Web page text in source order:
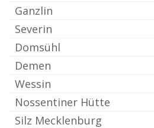
Ganzlin
Severin
Domsühl
Demen
Wessin
Nossentiner Hütte
Silz Mecklenburg